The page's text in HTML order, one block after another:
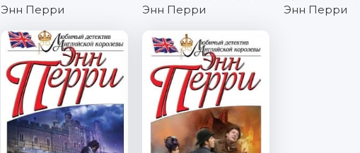
Энн Перри
Энн Перри
Энн Перри